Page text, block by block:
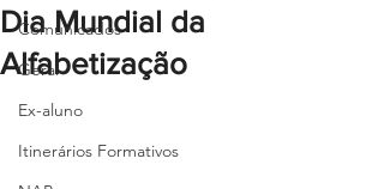
Comunicados
Geral
Ex-aluno
Itinerários Formativos
Dia Mundial da
Alfabetização